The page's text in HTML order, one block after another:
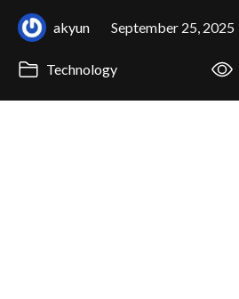
akyun September 25, 2025
Technology